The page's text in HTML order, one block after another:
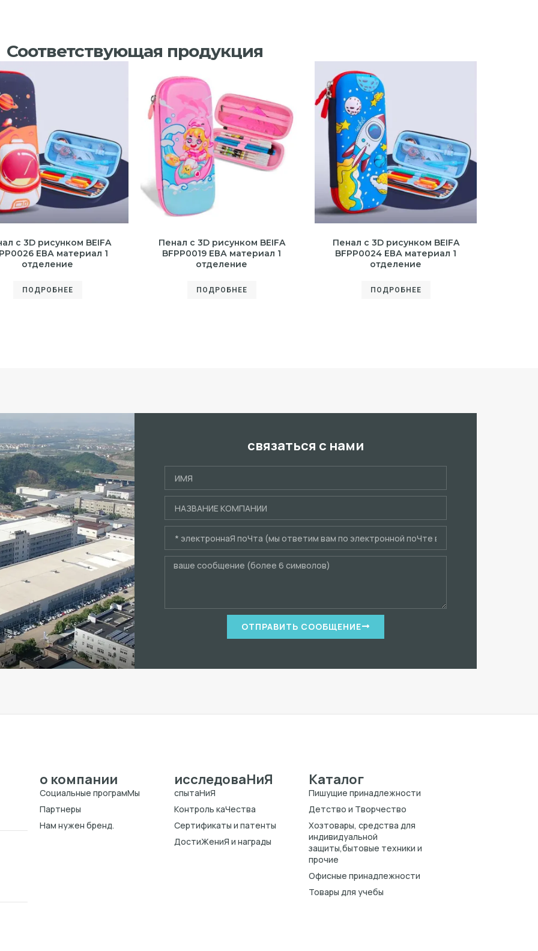
Соответствующая продукция
с 3D рисунком BEIFA
ЕВА материал 1
отделение
ПОДРОБНЕЕ
Пенал с 3D рисунком BEIFA
BFPP0019 ЕВА материал 1
отделение
ПОДРОБНЕЕ
Пенал с 3D рисунком BEIFA
BFPP0024 ЕВА материал 1
отделение
ПОДРОБНЕЕ
связаться с нами
ОТПРАВИТЬ СООБЩЕНИЕ
о компании
Cоциальные програмMы
Партнеры
Нам нужен бренд.
исследоваHиЯ
спытаHиЯ
Kонтроль каЧества
Cертификаты и патенты
ДостиЖениЯ и награды
Каталог
Пишущие принадлежности
Детство и Творчество
Хозтовары, средства для
индивидуальной
защиты,бытовые техники и
прочие
Офисные принадлежности
Товары для учебы